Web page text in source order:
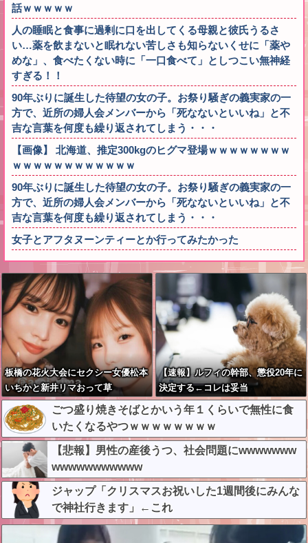
話ｗｗｗｗｗ
人の睡眠と食事に過剰に口を出してくる母親と彼氏うるさ
い…薬を飲まないと眠れない苦しさも知らないくせに「薬や
めな」、食べたくない時に「一口食べて」としつこい無神経
すぎる！！
90年ぶりに誕生した待望の女の子。お祭り騒ぎの義実家の一
方で、近所の婦人会メンバーから「死なないといいね」と不
吉な言葉を何度も繰り返されてしまう・・・
【画像】 北海道、推定300kgのヒグマ登場ｗｗｗｗｗｗｗｗ
ｗｗｗｗｗｗｗｗｗｗｗｗ
90年ぶりに誕生した待望の女の子。お祭り騒ぎの義実家の一
方で、近所の婦人会メンバーから「死なないといいね」と不
吉な言葉を何度も繰り返されてしまう・・・
女子とアフタヌーンティーとか行ってみたかった
板橋の花火大会にセクシー女優松本
いちかと新井リマおって草
【速報】ルフィの幹部、懲役20年に
決定する←コレは妥当
か？？？？？？？
ごつ盛り焼きそばとかいう年１くらいで無性に食
いたくなるやつｗｗｗｗｗｗｗｗ
【悲報】男性の産後うつ、社会問題にwwwwwww
wwwwwwwwwww
ジャップ「クリスマスお祝いした1週間後にみんな
で神社行きます」←これ